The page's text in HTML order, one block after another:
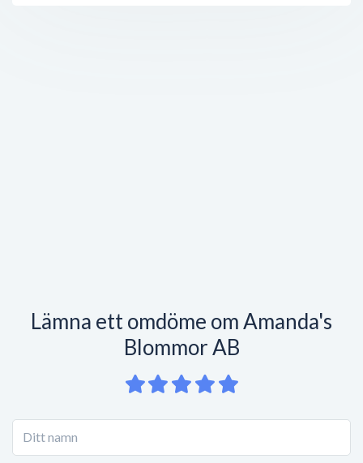
Lämna ett omdöme om Amanda's
Blommor AB